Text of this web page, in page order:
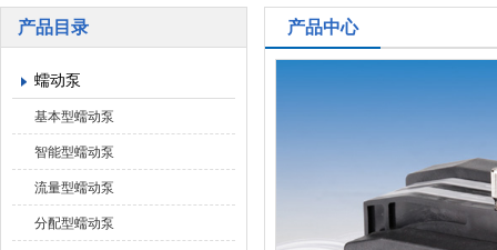
产品目录
蠕动泵
基本型蠕动泵
智能型蠕动泵
流量型蠕动泵
分配型蠕动泵
产品中心